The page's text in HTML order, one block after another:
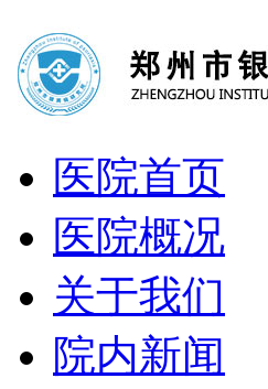
医院首页
医院概况
关于我们
院内新闻